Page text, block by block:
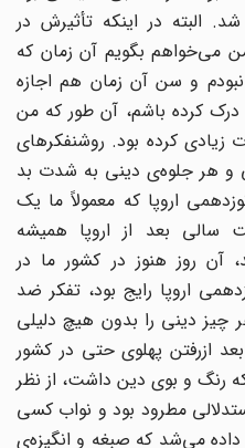
در اینکه تأثیرش در
می‌خواهم بگویم آن زمان که
و سن آن زمان هم اجازه
کرده باشم، آن طور که من
کرده بود. روشنفکرهای
هر جلوه‌ی دینی به شدت بد
اروپا که معمولاً ما یک
بعد از اروپا همیشه
روز هنوز در کشور ما در
اروپا رایج بود، تفکر ضد
دینی را بدون هیچ دلیلی
ازرفتن پهلوی حتی در کشور
رنگ و بوی دین داشت، از نظر
مطرود بود و نواب کسی
می‌شد که صبغه و انگیزه‌ی